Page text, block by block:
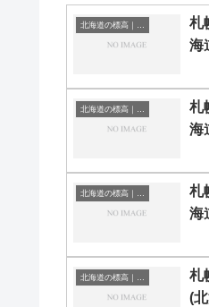
札
海
札
海
札
海
札
(